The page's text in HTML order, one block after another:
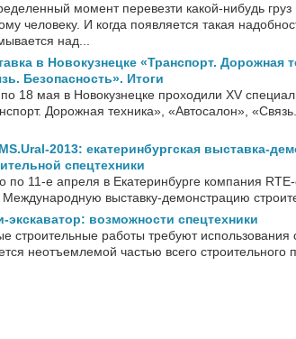
момент перевезти какой-нибудь
человеку. И когда появляется такая
над...
в Новокузнецке «Транспорт. Дорожная
Безопасность». Итоги
18 мая в Новокузнецке проходили XV
Дорожная техника», «Автосалон»,
2013: екатеринбургская выставка-
спецтехники
по 11-е апреля в Екатеринбурге компания
выставку-демонстрацию
экскаватор: возможности спецтехники
строительные работы требуют использования
неотъемлемой частью всего строительного